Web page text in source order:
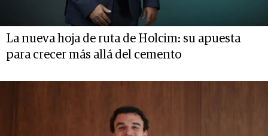
La nueva hoja de ruta de Holcim: su apuesta
para crecer más allá del cemento